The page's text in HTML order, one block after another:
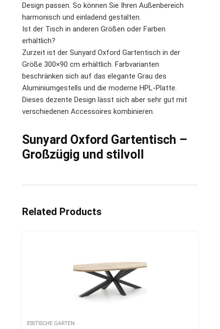
Design passen. So können Sie Ihren Außenbereich
harmonisch und einladend gestalten.
Ist der Tisch in anderen Größen oder Farben
erhältlich?
Zurzeit ist der Sunyard Oxford Gartentisch in der
Größe 300×90 cm erhältlich. Farbvarianten
beschränken sich auf das elegante Grau des
Aluminiumgestells und die moderne HPL-Platte.
Dieses dezente Design lässt sich aber sehr gut mit
verschiedenen Accessoires kombinieren.
Sunyard Oxford Gartentisch –
Großzügig und stilvoll
Related Products
ESSTISCHE GARTEN